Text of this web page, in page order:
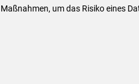
Maßnahmen, um das Risiko eines